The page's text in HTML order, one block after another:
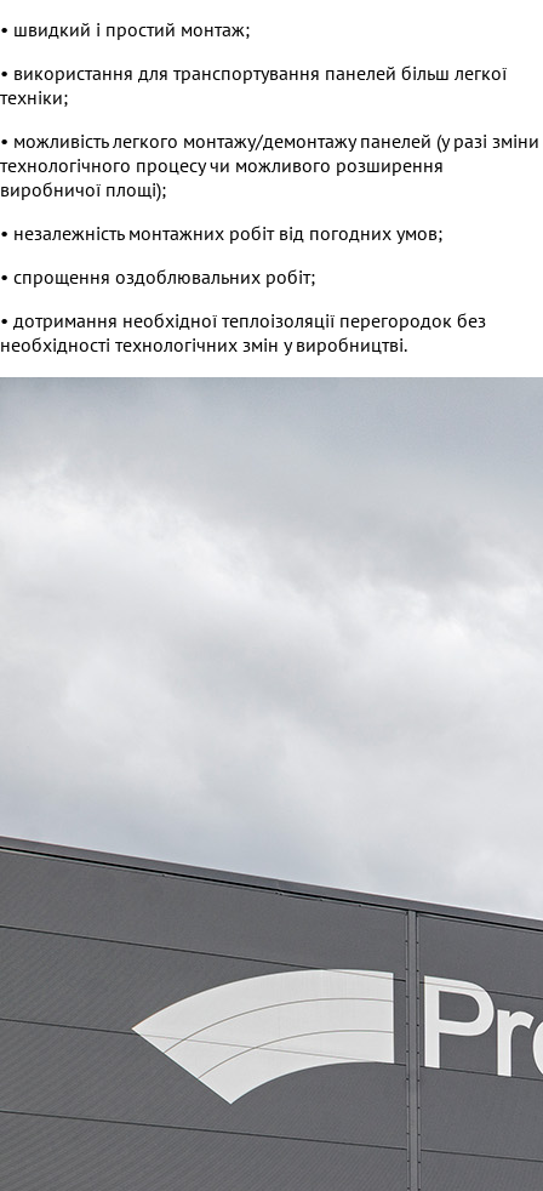
• швидкий і простий монтаж;
• використання для транспортування панелей більш легкої
техніки;
• можливість легкого монтажу/демонтажу панелей (у разі зміни
технологічного процесу чи можливого розширення
виробничої площі);
• незалежність монтажних робіт від погодних умов;
• спрощення оздоблювальних робіт;
• дотримання необхідної теплоізоляції перегородок без
необхідності технологічних змін у виробництві.